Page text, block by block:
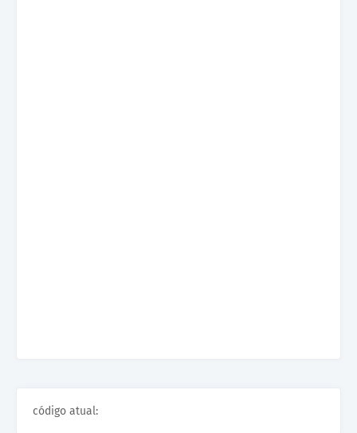
código atual: